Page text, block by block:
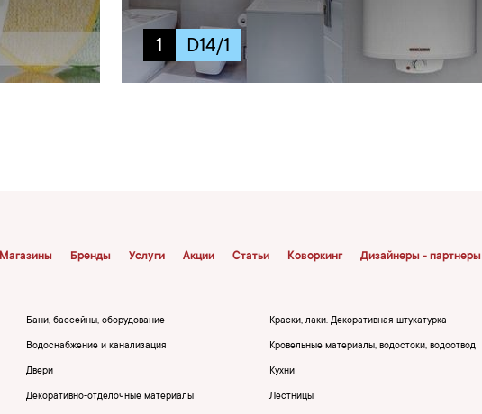
1 D14/1
Магазины Бренды Услуги Акции Статьи Коворкинг Дизайнеры - партнеры
Бани, бассейны, оборудование
Водоснабжение и канализация
Двери
Декоративно-отделочные материалы
Краски, лаки. Декоративная штукатурка
Кровельные материалы, водостоки, водоотвод
Кухни
Лестницы